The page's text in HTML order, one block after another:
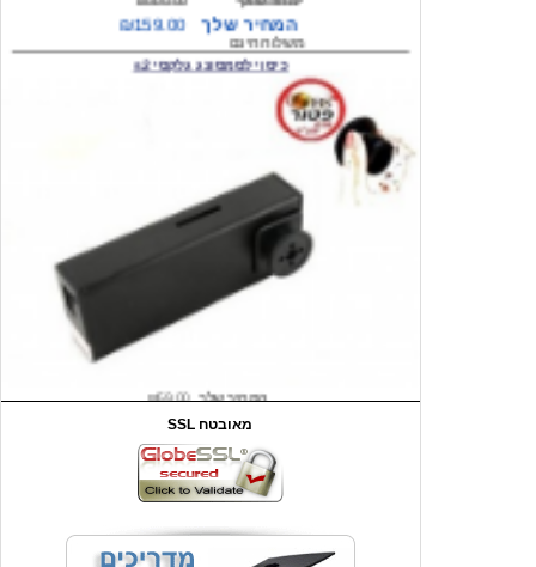
כיסוי לסמסונג גלקסי s2
₪59.00
₪90.00 מחיר שוק
₪49.00 המחיר כולל משלוח :
כיסוי אחורי לאייפון 4/4S
SSL מאובטח